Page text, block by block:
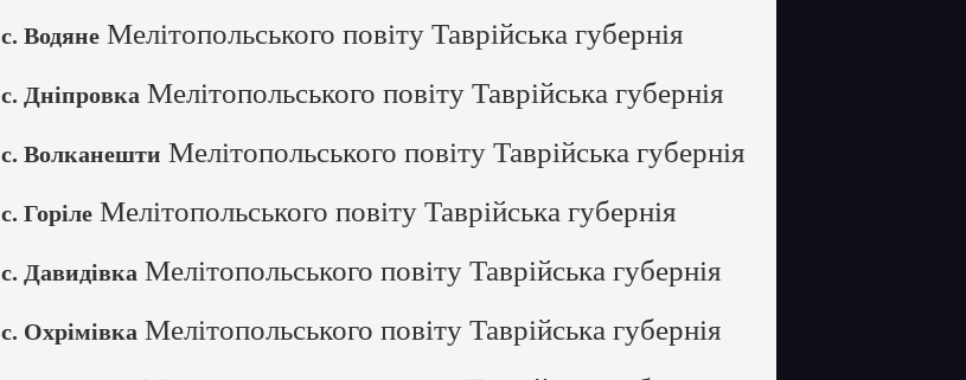
с. Водяне Мелітопольського повіту Таврійська губернія
с. Дніпровка Мелітопольського повіту Таврійська губернія
с. Волканешти Мелітопольського повіту Таврійська губернія
с. Горіле Мелітопольського повіту Таврійська губернія
с. Давидівка Мелітопольського повіту Таврійська губернія
с. Охрімівка Мелітопольського повіту Таврійська губернія